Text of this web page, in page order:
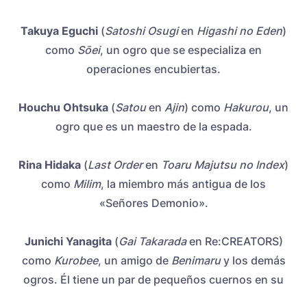
Takuya Eguchi (Satoshi Osugien Higashi no Eden)
como Sōei, un ogro que se especializa en
operaciones encubiertas.
Houchu Ohtsuka (Satouen Ajin) como Hakurou, un
ogro que es un maestro de la espada.
Rina Hidaka (Last Orderen Toaru Majutsu no Index)
como Milim, la miembro más antigua de los
«Señores Demonio».
Junichi Yanagita (Gai Takaradaen Re:CREATORS)
como Kurobee, un amigo de Benimaruy los demás
ogros. Él tiene un par de pequeños cuernos en su